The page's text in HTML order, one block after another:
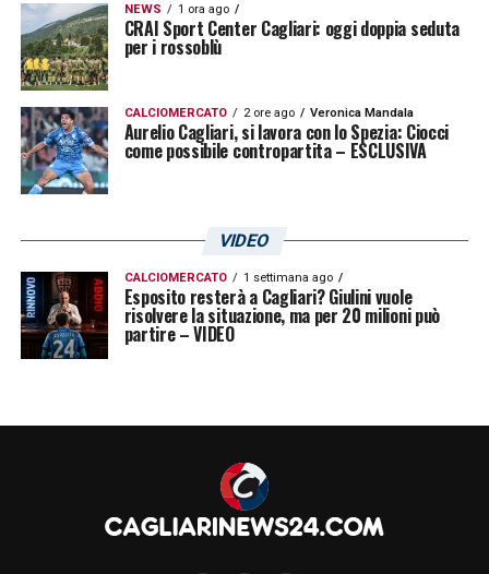
NEWS 1 ora ago
CRAI Sport Center Cagliari: oggi doppia seduta
per i rossoblù
CALCIOMERCATO 2 ore ago Veronica Mandala
Aurelio Cagliari, si lavora con lo Spezia: Ciocci
come possibile contropartita – ESCLUSIVA
VIDEO
CALCIOMERCATO 1 settimana ago
Esposito resterà a Cagliari? Giulini vuole
risolvere la situazione, ma per 20 milioni può
partire – VIDEO